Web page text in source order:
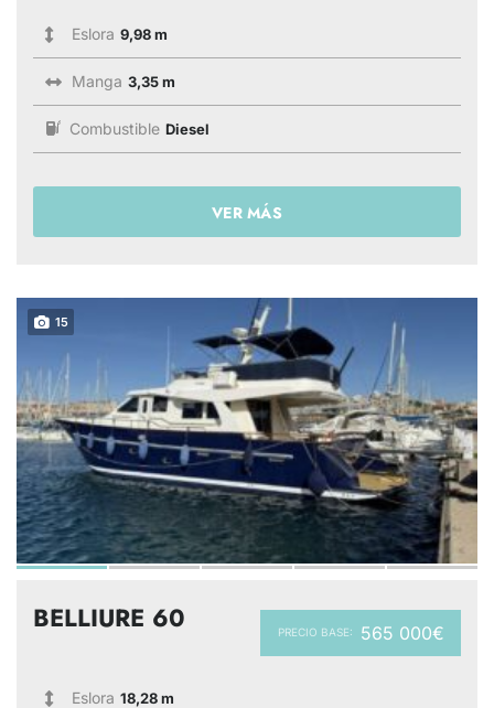
Eslora 9,98 m
Manga 3,35 m
Combustible Diesel
VER MÁS
15
PRECIO BASE: 565 000€
BELLIURE 60
Eslora 18,28 m